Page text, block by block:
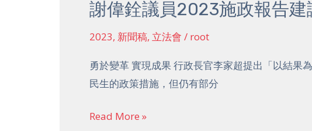
案
謝偉銓議員2023施政報告建
2023, 新聞稿, 立法會 / root
勇於變革 實現成果 行政長官李家超提出「以結果
民生的政策措施，但仍有部分
謝
銓
議
員
施
Read More »